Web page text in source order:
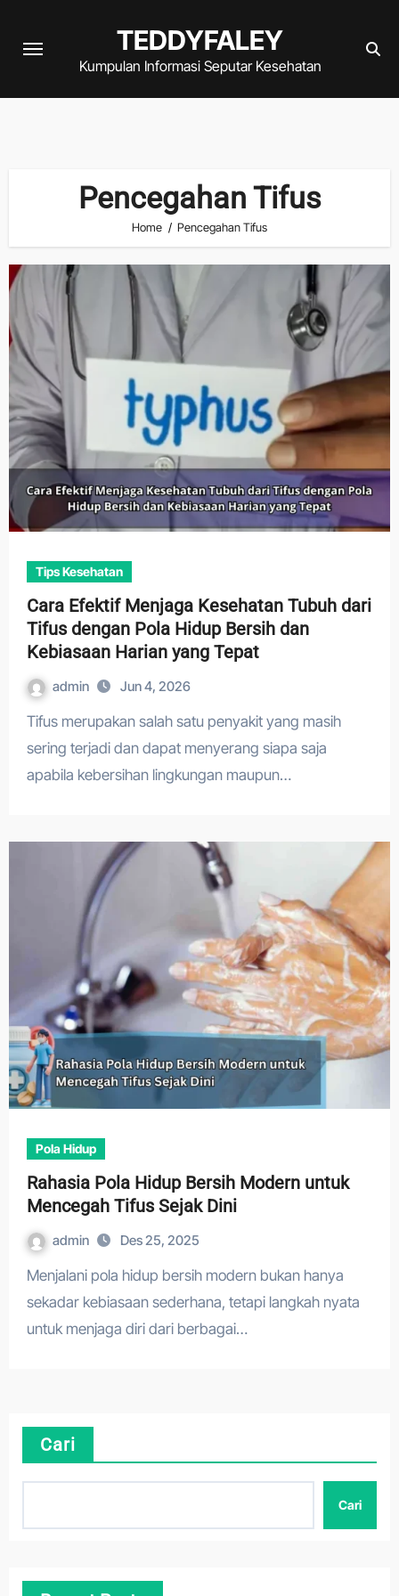
TEDDYFALEY
Kumpulan Informasi Seputar Kesehatan
Pencegahan Tifus
Home Pencegahan Tifus
Tips Kesehatan
Cara Efektif Menjaga Kesehatan Tubuh dari
Tifus dengan Pola Hidup Bersih dan
Kebiasaan Harian yang Tepat
admin Jun 4, 2026
Tifus merupakan salah satu penyakit yang masih
sering terjadi dan dapat menyerang siapa saja
apabila kebersihan lingkungan maupun…
Pola Hidup
Rahasia Pola Hidup Bersih Modern untuk
Mencegah Tifus Sejak Dini
admin Des 25, 2025
Menjalani pola hidup bersih modern bukan hanya
sekadar kebiasaan sederhana, tetapi langkah nyata
untuk menjaga diri dari berbagai…
Cari
Cari